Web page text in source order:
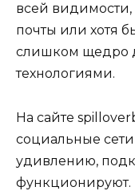
всей видимости,
почты или хотя
слишком щедро
технологиями.
На сайте
социальные
удивлению,
функционируют.